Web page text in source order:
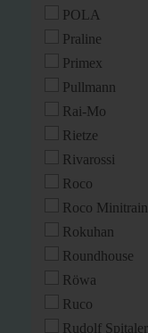
POLA
Praline
Primex
Pullmann
Rai-Mo
Rietze
Rivarossi
Roco
Roco
Rokuhan
Roundhouse
Röwa
Ruco
Rudolf Spitaler